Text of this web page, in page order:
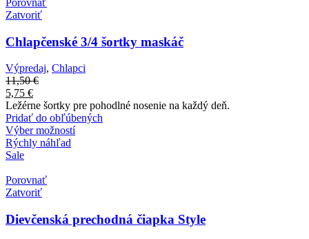
Zatvoriť
Chlapčenské 3/4 šortky maskáč
Výpredaj, Chlapci
11,50€
5,75 €
Ležérne šortky pre pohodlné nosenie na každý deň.
Pridať do obľúbených
Výber možností
Rýchly náhľad
Sale
Porovnať
Zatvoriť
Dievčenská prechodná čiapka Style